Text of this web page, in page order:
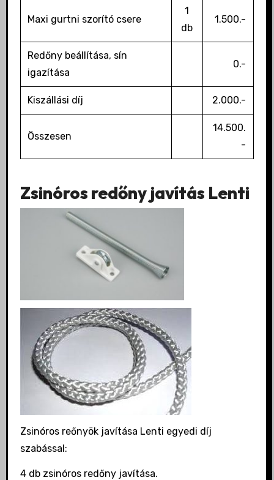
Maxi gurtni szorító csere
1
db
1.500.-
Redőny beállítása, sín
igazítása
0.-
Kiszállási díj 2.000.-
Összesen
14.500.
-
Zsinóros redőny javítás Lenti
Zsinóros reőnyök javítása Lenti egyedi díj
szabással:
4 db zsinóros redőny javítása.